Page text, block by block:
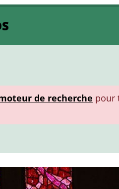
de recherche pour